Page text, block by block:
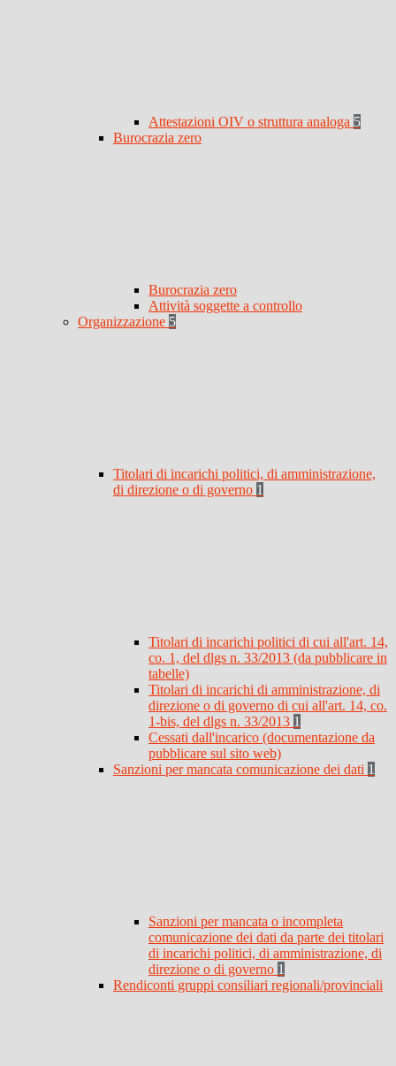
Attestazioni OIV o struttura analoga 5
Burocrazia zero
Burocrazia zero
Attività soggette a controllo
Organizzazione 5
Titolari di incarichi politici, di amministrazione,
di direzione o di governo 1
Titolari di incarichi politici di cui all'art. 14,
co. 1, del dlgs n. 33/2013 (da pubblicare in
tabelle)
Titolari di incarichi di amministrazione, di
direzione o di governo di cui all'art. 14, co.
1-bis, del dlgs n. 33/2013 1
Cessati dall'incarico (documentazione da
pubblicare sul sito web)
Sanzioni per mancata comunicazione dei dati 1
Sanzioni per mancata o incompleta
comunicazione dei dati da parte dei titolari
di incarichi politici, di amministrazione, di
direzione o di governo 1
Rendiconti gruppi consiliari regionali/provinciali